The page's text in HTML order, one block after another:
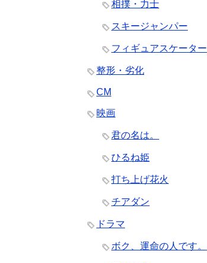
相撲・力士
スキージャンパー
フィギュアスケーター
整形・劣化
CM
映画
君の名は。
ひるね姫
打ち上げ花火
チアダン
ドラマ
ボク、運命の人です。